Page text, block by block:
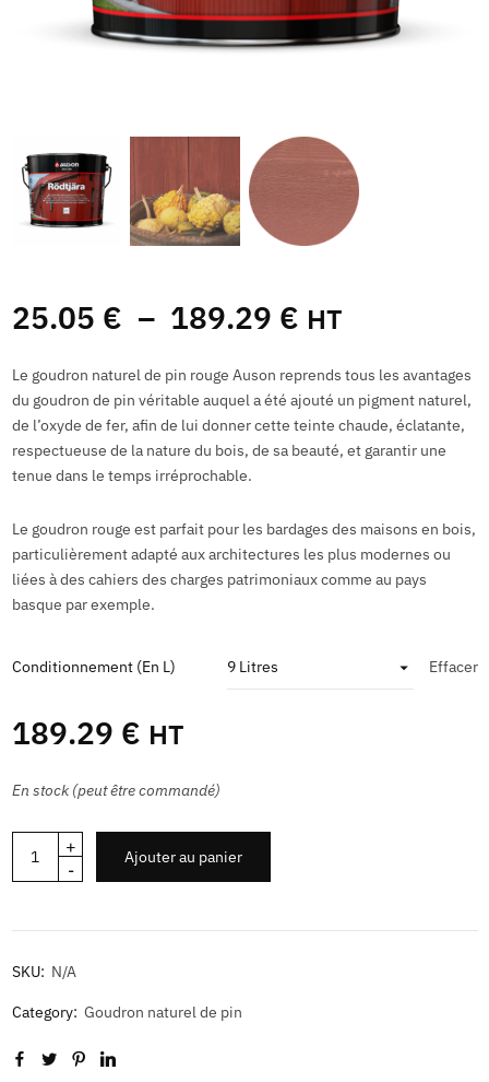
25.05 € – 189.29 € HT
Le goudron naturel de pin rouge Auson reprends tous les avantages
du goudron de pin véritable auquel a été ajouté un pigment naturel,
de l’oxyde de fer, afin de lui donner cette teinte chaude, éclatante,
respectueuse de la nature du bois, de sa beauté, et garantir une
tenue dans le temps irréprochable.
Le goudron rouge est parfait pour les bardages des maisons en bois,
particulièrement adapté aux architectures les plus modernes ou
liées à des cahiers des charges patrimoniaux comme au pays
basque par exemple.
Conditionnement (en L) Effacer
189.29 € HT
En stock (peut être commandé)
-
+ Ajouter au panier
SKU: N/A
Category: Goudron naturel de pin